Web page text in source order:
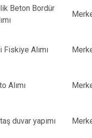
Beton Bordür
Fiskiye Alımı
Alımı
duvar yapımı